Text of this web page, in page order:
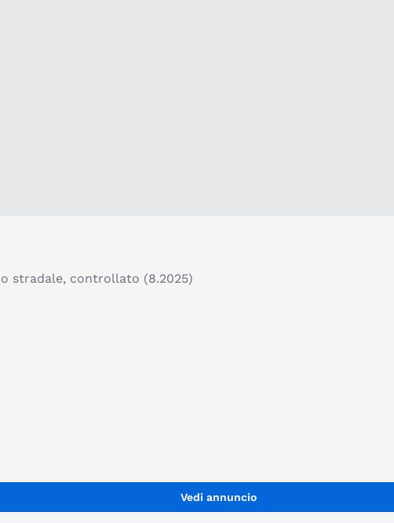
stradale, controllato (8.2025)
Vedi annuncio